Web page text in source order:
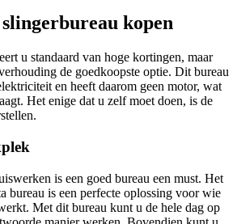
kopen
u standaard van hoge kortingen, maar
de goedkoopste optie. Dit bureau
en heeft daarom geen motor, wat
Het enige dat u zelf moet doen, is de
is een goed bureau een must. Het
bureau is een perfecte oplossing voor wie
Met dit bureau kunt u de hele dag op